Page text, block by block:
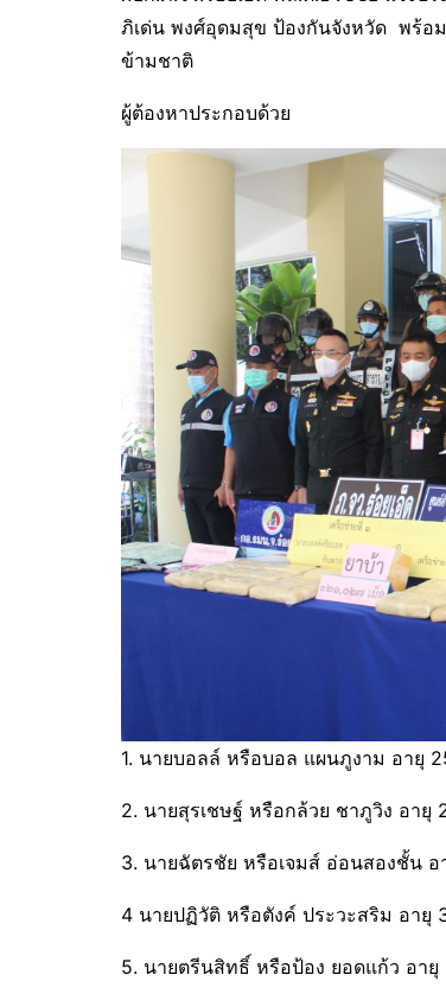
ภิเด่น พงศ์อุดมสุข ป้องกันจังหวัด พร้อ
ข้ามชาติ
ผู้ต้องหาประกอบด้วย
1. นายบอลล์ หรือบอล แผนภูงาม อายุ
2. นายสุรเชษฐ์ หรือกล้วย ชาภูวิง อา
3. นายฉัตรชัย หรือเจมส์ อ่อนสองชั้น
4 นายปฏิวัติ หรือตังค์ ประวะสริม อา
5. นายตรีนสิทธิ์ หรือป้อง ยอดแก้ว อา